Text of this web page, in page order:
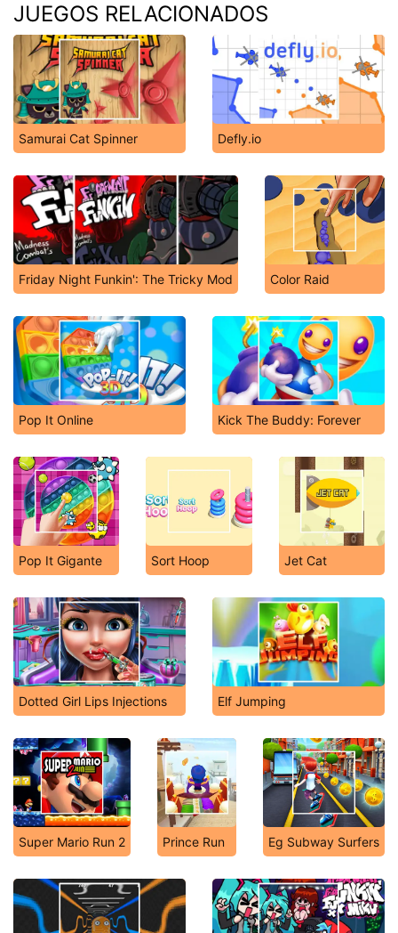
JUEGOS RELACIONADOS
Samurai Cat Spinner Defly.io
Friday Night Funkin': The Tricky Mod Color Raid
Pop It Online Kick The Buddy: Forever
Pop It Gigante Sort Hoop Jet Cat
Dotted Girl Lips Injections Elf Jumping
Super Mario Run 2 Prince Run Eg Subway Surfers